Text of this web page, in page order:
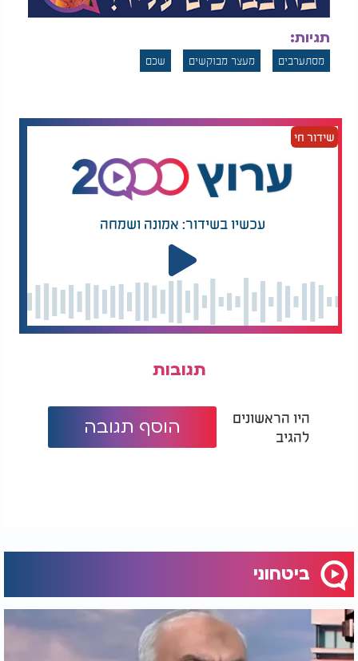
תגיות:
מסתערבים מעצר מבוקשים שכם
שידור חי
עכשיו בשידור: אמונה ושמחה
תגובות
היו הראשונים
להגיב
הוסף תגובה
ביטחוני